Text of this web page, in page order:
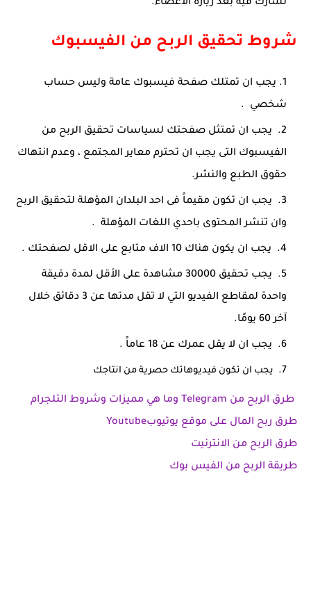
تشارك فيه بعد زيارة الأعضاء.
شروط تحقيق الربح من الفيسبوك
يجب ان تمتلك صفحة فيسبوك عامة وليس حساب
شخصي .
يجب ان تمتثل صفحتك لسياسات تحقيق الربح من
الفيسبوك التى يجب ان تحترم معاير المجتمع ، وعدم انتهاك
حقوق الطبع والنشر.
يجب ان تكون مقيماً فى احد البلدان المؤهلة لتحقيق الربح
وان تنشر المحتوى باحدي اللغات المؤهلة .
يجب ان يكون هناك 10 الاف متابع على الاقل لصفحتك .
يجب تحقيق 30000 مشاهدة على الأقل لمدة دقيقة
واحدة لمقاطع الفيديو التي لا تقل مدتها عن 3 دقائق خلال
آخر 60 يومًا.
يجب ان لا يقل عمرك عن 18 عاماً .
يجب ان تكون فيديوهاتك حصرية من انتاجك
طرق الربح من Telegram وما هي مميزات وشروط التلجرام
طرق ربح المال على موقع يوتيوبYoutube
طرق الربح من الانترنيت
طريقة الربح من الفيس بوك